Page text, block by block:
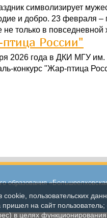
символизирует
и добро. 23 февраля –
не только в
России"
2026 года в ДКИ МГУ
конкурс "Жар-птица
образования
пользовательских
на сайт
в целях